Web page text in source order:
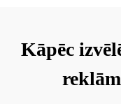
Kāpēc